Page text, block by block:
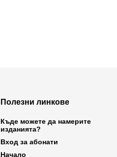
Полезни линкове
Къде можете да намерите
изданията?
Вход за абонати
Начало